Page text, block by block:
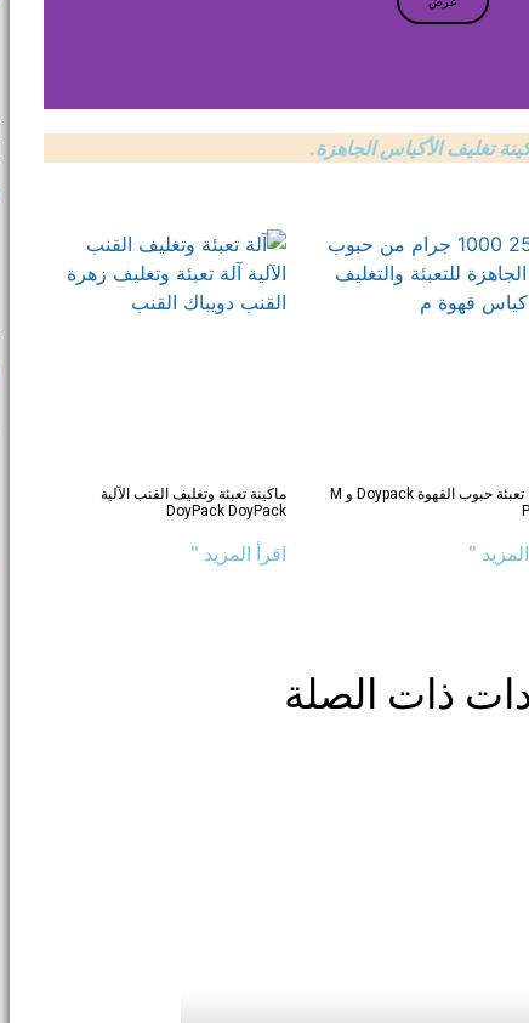
تغليف الأكياس الجاهزة.
ماكينة تعبئة حبوب القهوة Doypack و M
"
ماكينة تعبئة وتغليف القنب الآلية
DoyPack DoyPack
اقرأ المزيد "
ذات الصلة